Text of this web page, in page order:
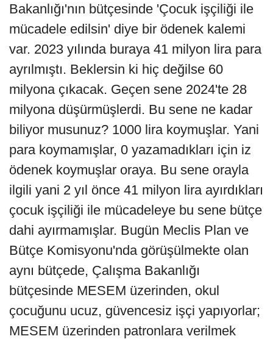
Bakanlığı'nın bütçesinde 'Çocuk işçiliği ile
mücadele edilsin' diye bir ödenek kalemi
var. 2023 yılında buraya 41 milyon lira para
ayrılmıştı. Beklersin ki hiç değilse 60
milyona çıkacak. Geçen sene 2024'te 28
milyona düşürmüşlerdi. Bu sene ne kadar
biliyor musunuz? 1000 lira koymuşlar. Yani
para koymamışlar, 0 yazamadıkları için iz
ödenek koymuşlar oraya. Bu sene orayla
ilgili yani 2 yıl önce 41 milyon lira ayırdıkları
çocuk işçiliği ile mücadeleye bu sene bütçe
dahi ayırmamışlar. Bugün Meclis Plan ve
Bütçe Komisyonu'nda görüşülmekte olan
aynı bütçede, Çalışma Bakanlığı
bütçesinde MESEM üzerinden, okul
çocuğunu ucuz, güvencesiz işçi yapıyorlar;
MESEM üzerinden patronlara verilmek